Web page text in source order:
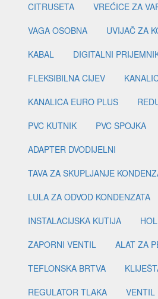
CITRUSETA
VREĆICE ZA
VAGA OSOBNA
UVIJAČ ZA
KABAL
DIGITALNI
FLEKSIBILNA CIJEV
KANALICA EURO PLUS
PVC KUTNIK
PVC SPOJKA
ADAPTER DVODIJELNI
TAVA ZA SKUPLJANJE
LULA ZA ODVOD KONDENZATA
INSTALACIJSKA KUTIJA
ZAPORNI VENTIL
ALAT ZA
TEFLONSKA BRTVA
REGULATOR TLAKA
VENTIL